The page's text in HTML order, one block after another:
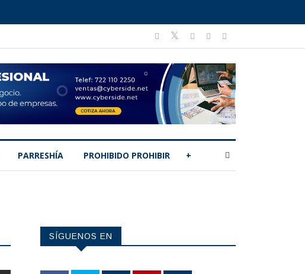
PARRESHÍA PROHIBIDO PROHIBIR +
SÍGUENOS EN